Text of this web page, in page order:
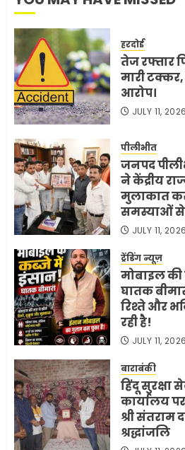
हरदोई
तेज रफ्तार
मारी टक्कर,
आरोप।
JULY 11, 2026
पीलीभीत
जनपद
ने केंद्रीय
मुलाकात
समस्याओं से
JULY 11, 2026
ट्रेंडिंग न्यूज़
मोबाइल
घातक
रिश्ते और
रही है!
JULY 11, 2026
बाराबंकी
हिंदू सुरक्षा
कार्यालय
श्री संतराम
श्रद्धांजलि